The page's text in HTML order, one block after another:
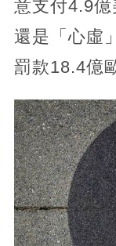
意支付4.9
還是「心虛
罰款18.4億